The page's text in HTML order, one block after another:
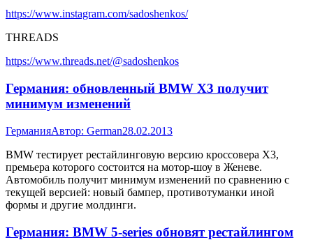
https://www.instagram.com/sadoshenkos/
THREADS
https://www.threads.net/@sadoshenkos
Германия: обновленный BMW X3 получит
минимум изменений
ГерманияАвтор: German28.02.2013
BMW тестирует рестайлинговую версию кроссовера X3,
премьера которого состоится на мотор-шоу в Женеве.
Автомобиль получит минимум изменений по сравнению с
текущей версией: новый бампер, противотуманки иной
формы и другие молдинги.
Германия: BMW 5-series обновят рестайлингом